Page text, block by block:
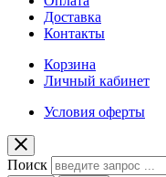
Доставка
Контакты
Корзина
Личный кабинет
Условия оферты
Поиск